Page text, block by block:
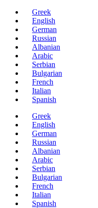
Μετάβαση
περιεχόμενο
Greek
English
German
Russian
Albanian
Arabic
Serbian
Bulgarian
French
Italian
Spanish
Greek
English
German
Russian
Albanian
Arabic
Serbian
Bulgarian
French
Italian
Spanish